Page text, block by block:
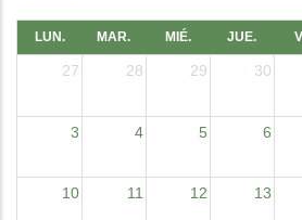
LUN. MAR. MIÉ. JUE.
27 28 29 30
3 4 5 6
10 11 12 13